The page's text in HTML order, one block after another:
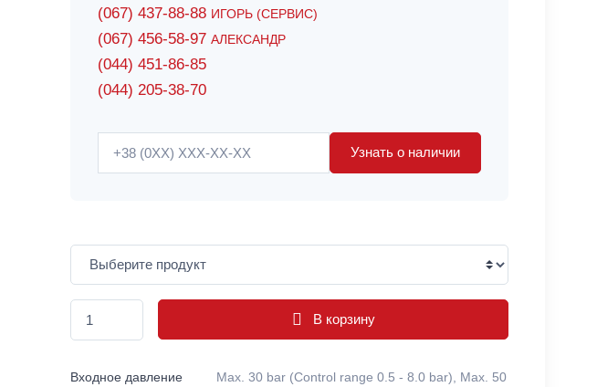
(067) 437-88-88 ИГОРЬ (СЕРВИС)
(067) 456-58-97 АЛЕКСАНДР
(044) 451-86-85
(044) 205-38-70
Узнать о наличии
В корзину
Входное давление
Max. 30 bar (Control range 0.5 - 8.0 bar), Max. 50